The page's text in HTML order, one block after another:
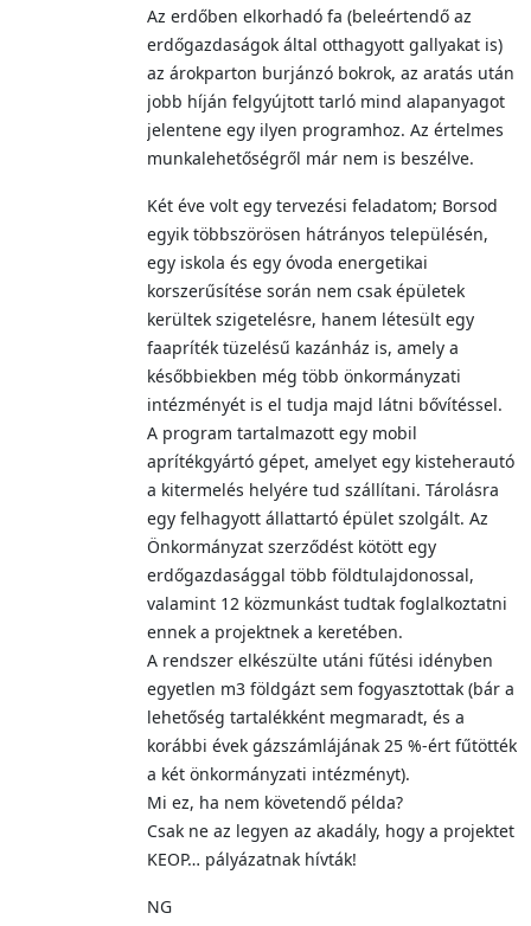
Az erdőben elkorhadó fa (beleértendő az
erdőgazdaságok által otthagyott gallyakat is)
az árokparton burjánzó bokrok, az aratás után
jobb híján felgyújtott tarló mind alapanyagot
jelentene egy ilyen programhoz. Az értelmes
munkalehetőségről már nem is beszélve.
Két éve volt egy tervezési feladatom; Borsod
egyik többszörösen hátrányos településén,
egy iskola és egy óvoda energetikai
korszerűsítése során nem csak épületek
kerültek szigetelésre, hanem létesült egy
faapríték tüzelésű kazánház is, amely a
későbbiekben még több önkormányzati
intézményét is el tudja majd látni bővítéssel.
A program tartalmazott egy mobil
aprítékgyártó gépet, amelyet egy kisteherautó
a kitermelés helyére tud szállítani. Tárolásra
egy felhagyott állattartó épület szolgált. Az
Önkormányzat szerződést kötött egy
erdőgazdasággal több földtulajdonossal,
valamint 12 közmunkást tudtak foglalkoztatni
ennek a projektnek a keretében.
A rendszer elkészülte utáni fűtési idényben
egyetlen m3 földgázt sem fogyasztottak (bár a
lehetőség tartalékként megmaradt, és a
korábbi évek gázszámlájának 25 %-ért fűtötték
a két önkormányzati intézményt).
Mi ez, ha nem követendő példa?
Csak ne az legyen az akadály, hogy a projektet
KEOP… pályázatnak hívták!
NG